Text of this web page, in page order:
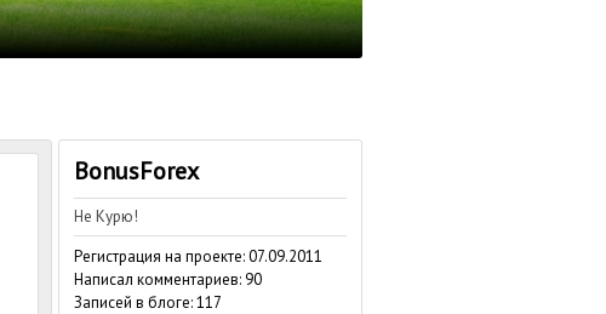
BonusForex
Не Курю!
Регистрация на проекте: 07.09.2011
Написал комментариев: 90
Записей в блоге: 117